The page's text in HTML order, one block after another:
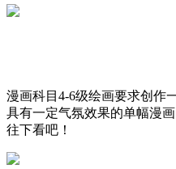
漫画科目4-6级绘画要求创作
具有一定气氛效果的单幅漫
往下看吧！